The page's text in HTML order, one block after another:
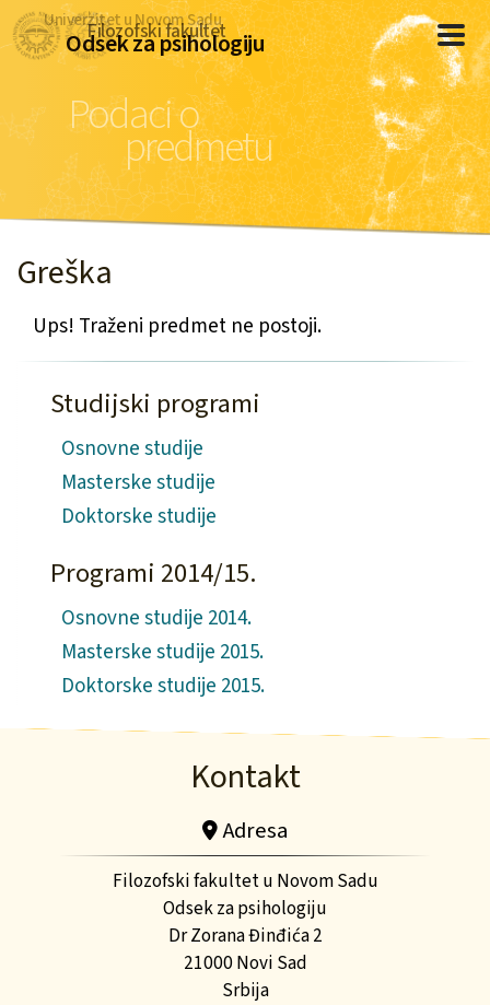
Podaci o
predmetu
Univerzitet u Novom Sadu
Filozofski fakultet
Odsek za psihologiju
Greška
Ups! Traženi predmet ne postoji.
Studijski programi
Osnovne studije
Masterske studije
Doktorske studije
Programi 2014/15.
Osnovne studije 2014.
Masterske studije 2015.
Doktorske studije 2015.
Kontakt
Adresa
Filozofski fakultet u Novom Sadu
Odsek za psihologiju
Dr Zorana Đinđića 2
21000 Novi Sad
Srbija